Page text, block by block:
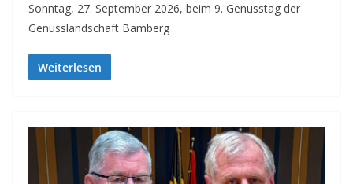
Sonntag, 27. September 2026, beim 9. Genusstag der
Genusslandschaft Bamberg
Weiterlesen